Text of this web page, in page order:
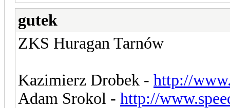
gutek
ZKS Huragan Tarnów
Kazimierz Drobek - http://
Adam Srokol - http://